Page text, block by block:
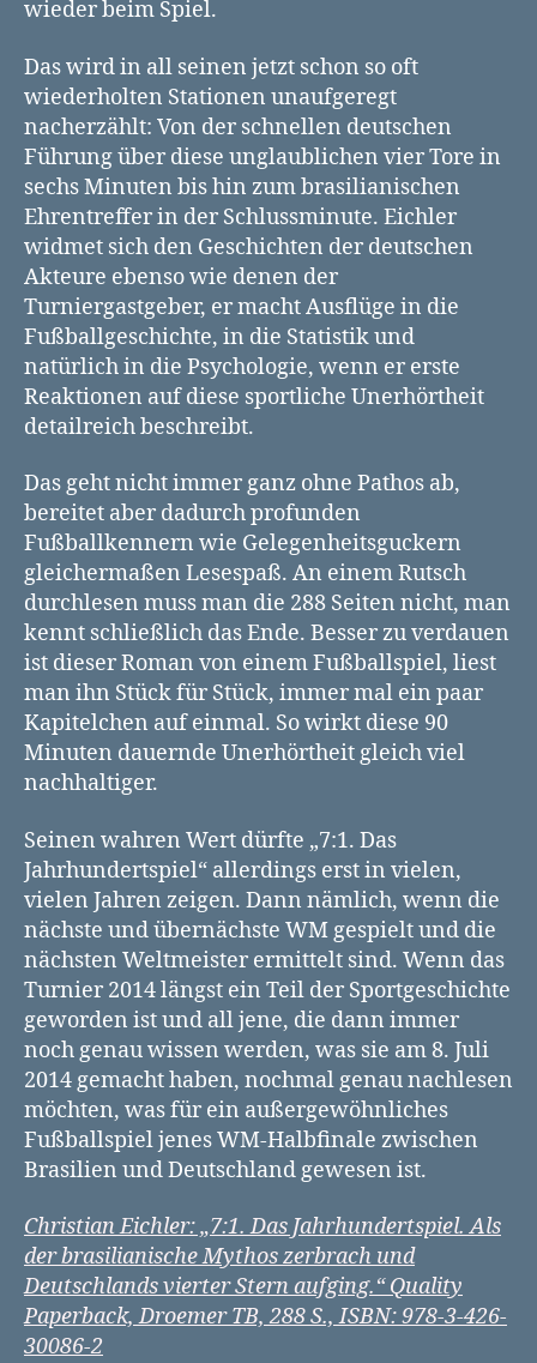
wieder beim Spiel.
Das wird in all seinen jetzt schon so oft
wiederholten Stationen unaufgeregt
nacherzählt: Von der schnellen deutschen
Führung über diese unglaublichen vier Tore in
sechs Minuten bis hin zum brasilianischen
Ehrentreffer in der Schlussminute. Eichler
widmet sich den Geschichten der deutschen
Akteure ebenso wie denen der
Turniergastgeber, er macht Ausflüge in die
Fußballgeschichte, in die Statistik und
natürlich in die Psychologie, wenn er erste
Reaktionen auf diese sportliche Unerhörtheit
detailreich beschreibt.
Das geht nicht immer ganz ohne Pathos ab,
bereitet aber dadurch profunden
Fußballkennern wie Gelegenheitsguckern
gleichermaßen Lesespaß. An einem Rutsch
durchlesen muss man die 288 Seiten nicht, man
kennt schließlich das Ende. Besser zu verdauen
ist dieser Roman von einem Fußballspiel, liest
man ihn Stück für Stück, immer mal ein paar
Kapitelchen auf einmal. So wirkt diese 90
Minuten dauernde Unerhörtheit gleich viel
nachhaltiger.
Seinen wahren Wert dürfte „7:1. Das
Jahrhundertspiel“ allerdings erst in vielen,
vielen Jahren zeigen. Dann nämlich, wenn die
nächste und übernächste WM gespielt und die
nächsten Weltmeister ermittelt sind. Wenn das
Turnier 2014 längst ein Teil der Sportgeschichte
geworden ist und all jene, die dann immer
noch genau wissen werden, was sie am 8. Juli
2014 gemacht haben, nochmal genau nachlesen
möchten, was für ein außergewöhnliches
Fußballspiel jenes WM-Halbfinale zwischen
Brasilien und Deutschland gewesen ist.
Christian Eichler: „7:1. Das Jahrhundertspiel. Als
der brasilianische Mythos zerbrach und
Deutschlands vierter Stern aufging.“ Quality
Paperback, Droemer TB, 288 S., ISBN: 978-3-426-
30086-2